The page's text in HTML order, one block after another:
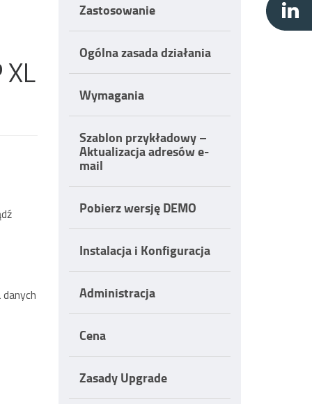
Zastosowanie
Ogólna zasada działania
Wymagania
Szablon przykładowy –
Aktualizacja adresów e-
mail
Pobierz wersję DEMO
Instalacja i Konfiguracja
Administracja
Cena
Zasady Upgrade